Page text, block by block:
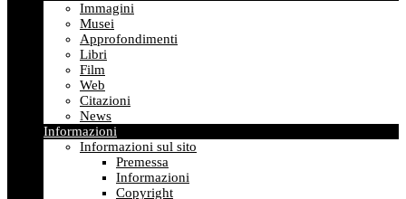
Immagini
Musei
Approfondimenti
Libri
Film
Web
Citazioni
News
Informazioni
Informazioni sul sito
Premessa
Informazioni
Copyright